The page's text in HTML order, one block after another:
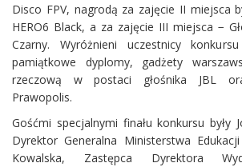
Disco FPV, nagrodą za zajęcie II miejsca
HERO6 Black, a za zajęcie III miejsca −
Czarny. Wyróżnieni uczestnicy
pamiątkowe dyplomy, gadżety
rzeczową w postaci głośnika JBL
Prawopolis.
Gośćmi specjalnymi finału konkursu były
Dyrektor Generalna Ministerstwa
Kowalska, Zastępca Dyrektora